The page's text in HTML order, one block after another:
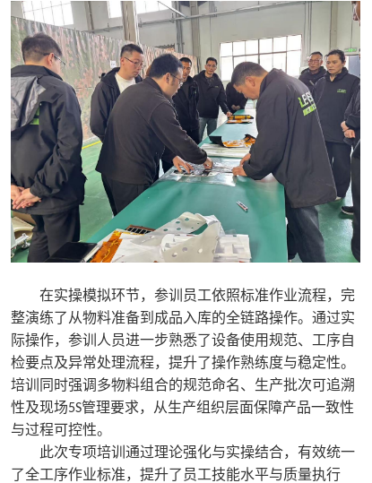
在实操模拟环节，参训员工依照标准作业流程，完
整演练了从物料准备到成品入库的全链路操作。通过实
际操作，参训人员进一步熟悉了设备使用规范、工序自
检要点及异常处理流程，提升了操作熟练度与稳定性。
培训同时强调多物料组合的规范命名、生产批次可追溯
性及现场5S管理要求，从生产组织层面保障产品一致性
与过程可控性。
此次专项培训通过理论强化与实操结合，有效统一
了全工序作业标准，提升了员工技能水平与质量执行